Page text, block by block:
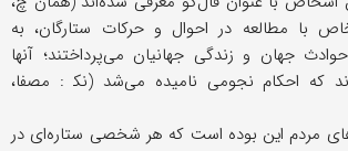
اشخاص با مطالعه در احوال و حرکات ستارگان، به
جهان و زندگی جهانیان می‌پرداختند؛ آنها
که احکام نجومی نامیده می‌شد (نک‍ : مصفا،
مردم این بوده است که هر شخصی ستاره‌ای در